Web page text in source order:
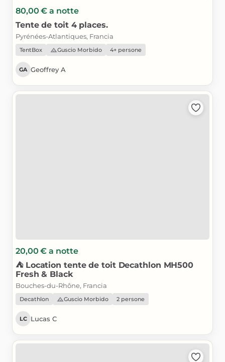
80,00 € a notte
Tente de toit 4 places.
Pyrénées-Atlantiques, Francia
TentBox Guscio Morbido 4+ persone
GA Geoffrey A
20,00 € a notte
⛺ Location tente de toit Decathlon MH500
Fresh & Black
Bouches-du-Rhône, Francia
Decathlon Guscio Morbido 2 persone
LC Lucas C